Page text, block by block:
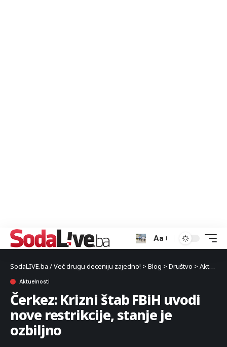
Aa
SodaLIVE.ba / Već drugu deceniju zajedno! > Blog > Društvo > Aktuelnosti
Aktuelnosti
Čerkez: Krizni štab FBiH uvodi
nove restrikcije, stanje je
ozbiljno